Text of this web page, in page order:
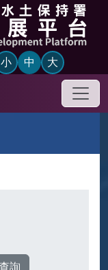
小 中 大
手機